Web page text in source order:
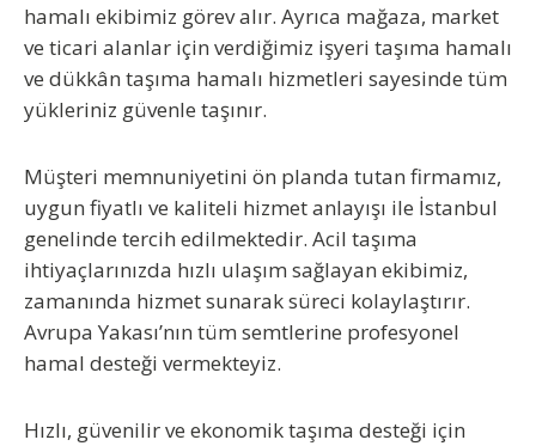
hamalı ekibimiz görev alır. Ayrıca mağaza, market
ve ticari alanlar için verdiğimiz işyeri taşıma hamalı
ve dükkân taşıma hamalı hizmetleri sayesinde tüm
yükleriniz güvenle taşınır.
Müşteri memnuniyetini ön planda tutan firmamız,
uygun fiyatlı ve kaliteli hizmet anlayışı ile İstanbul
genelinde tercih edilmektedir. Acil taşıma
ihtiyaçlarınızda hızlı ulaşım sağlayan ekibimiz,
zamanında hizmet sunarak süreci kolaylaştırır.
Avrupa Yakası’nın tüm semtlerine profesyonel
hamal desteği vermekteyiz.
Hızlı, güvenilir ve ekonomik taşıma desteği için